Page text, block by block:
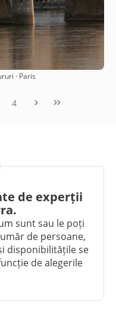
· Paris
4
de experții
sunt sau le poți
de persoane,
disponibilitățile se
de alegerile